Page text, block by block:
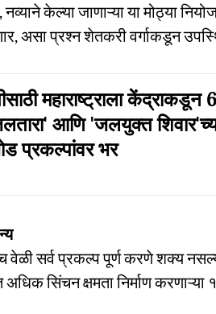
केल्या जाणाऱ्या या मोठ्या
असा प्रश्न शेतकरी वर्गाकडून
महाराष्ट्राला
आणि 'जलयुक्त
प्रकल्पांवर भर
वेळी सर्व प्रकल्प पूर्ण करणे शक्य
सिंचन क्षमता निर्माण करणाऱ्या